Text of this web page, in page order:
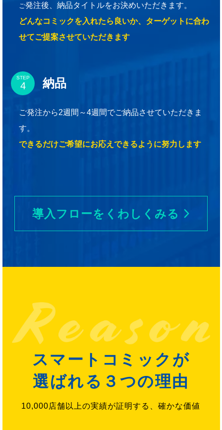
ご発注後、納品タイトルをお決めいただきます。
どんなコミックを入れたら良いか、ターゲットに合わ
せてご提案させていただきます
STEP 納品
ご発注から2週間～4週間でご納品させていただきま
す。
できるだけご希望にお応えできるように努力します
導入フローをくわしくみる
スマートコミックが
選ばれる３つの理由
10,000店舗以上の実績が証明する、確かな価値